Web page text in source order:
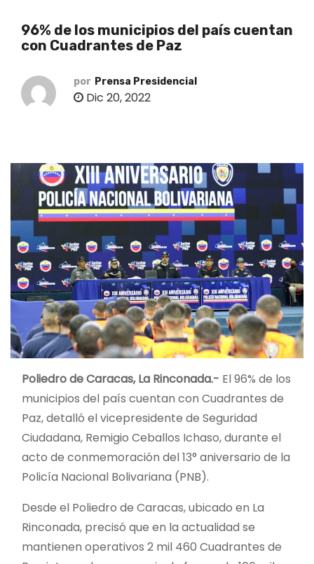
96% de los municipios del país cuentan
con Cuadrantes de Paz
por Prensa Presidencial
Dic 20, 2022
Poliedro de Caracas, La Rinconada.- El 96% de los
municipios del país cuentan con Cuadrantes de
Paz, detalló el vicepresidente de Seguridad
Ciudadana, Remigio Ceballos Ichaso, durante el
acto de conmemoración del 13° aniversario de la
Policía Nacional Bolivariana (PNB).
Desde el Poliedro de Caracas, ubicado en La
Rinconada, precisó que en la actualidad se
mantienen operativos 2 mil 460 Cuadrantes de